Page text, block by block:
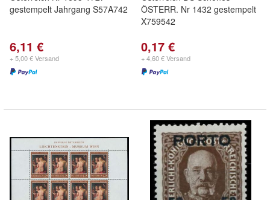
gestempelt Jahrgang S57A742
6,11 €
+ 5,00 € Versand
ÖSTERR. Nr 1432 gestempelt
X759542
0,17 €
+ 4,60 € Versand